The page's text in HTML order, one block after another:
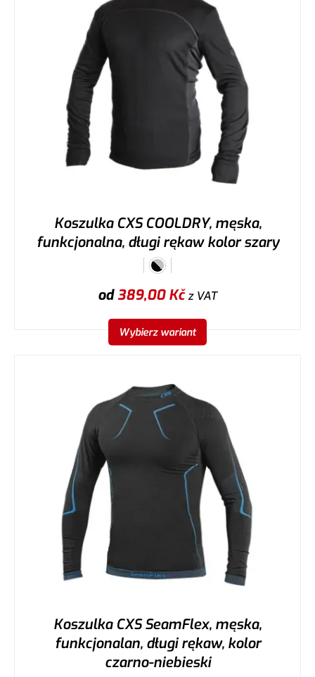
Koszulka CXS COOLDRY, męska,
funkcjonalna, długi rękaw kolor szary
od389,00Kčz VAT
Wybierz wariant
Koszulka CXS SeamFlex, męska,
funkcjonalan, długi rękaw, kolor
czarno-niebieski